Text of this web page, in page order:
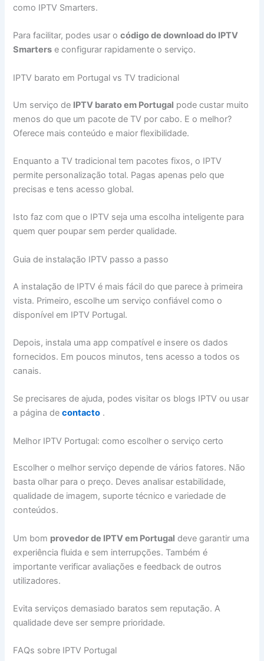
como IPTV Smarters.
Para facilitar, podes usar ocódigo de download do IPTV
Smarters e configurar rapidamente o serviço.
IPTV barato em Portugal vs TV tradicional
Um serviço de IPTV barato em Portugal pode custar muito
menos do que um pacote de TV por cabo. E o melhor?
Oferece mais conteúdo e maior flexibilidade.
Enquanto a TV tradicional tem pacotes fixos, o IPTV
permite personalização total. Pagas apenas pelo que
precisas e tens acesso global.
Isto faz com que o IPTV seja uma escolha inteligente para
quem quer poupar sem perder qualidade.
Guia de instalação IPTV passo a passo
A instalação de IPTV é mais fácil do que parece à primeira
vista. Primeiro, escolhe um serviço confiável como o
disponível em IPTV Portugal.
Depois, instala uma app compatível e insere os dados
fornecidos. Em poucos minutos, tens acesso a todos os
canais.
Se precisares de ajuda, podes visitar os blogs IPTV ou usar
a página decontacto .
Melhor IPTV Portugal: como escolher o serviço certo
Escolher o melhor serviço depende de vários fatores. Não
basta olhar para o preço. Deves analisar estabilidade,
qualidade de imagem, suporte técnico e variedade de
conteúdos.
Um bom provedor de IPTV em Portugal deve garantir uma
experiência fluida e sem interrupções. Também é
importante verificar avaliações e feedback de outros
utilizadores.
Evita serviços demasiado baratos sem reputação. A
qualidade deve ser sempre prioridade.
FAQs sobre IPTV Portugal